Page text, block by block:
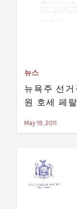
뉴스
뉴욕주 선
원 호세 페
May 19, 2011